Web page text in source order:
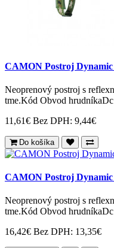
CAMON Postroj Dynamic
Neoprenový postroj s
tme.Kód Obvod
11,61€ Bez DPH: 9,44€
Do košíka
CAMON Postroj Dynamic
Neoprenový postroj s
tme.Kód Obvod
16,42€ Bez DPH: 13,35€